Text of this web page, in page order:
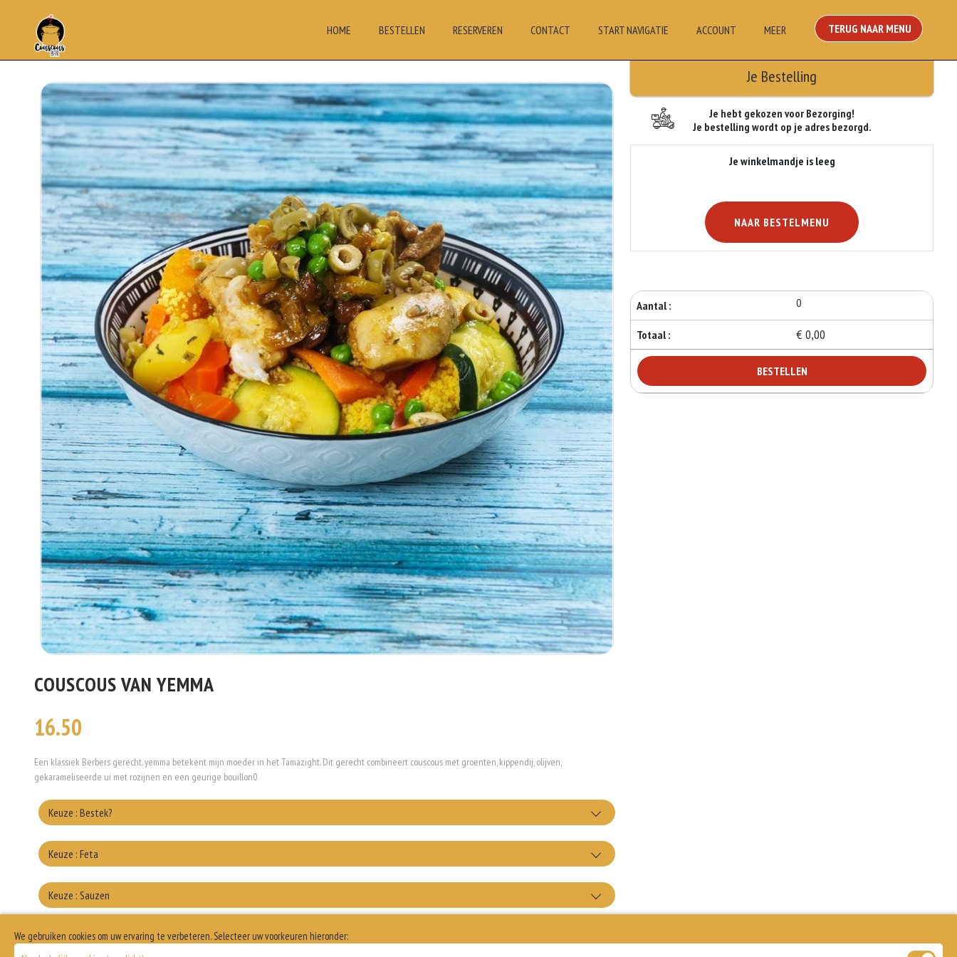
HOME BESTELLEN RESERVEREN CONTACT START NAVIGATIE ACCOUNT MEER TERUG NAAR MENU
COUSCOUS VAN YEMMA
16.50
Een klassiek Berbers gerecht. yemma betekent mijn moeder in het Tamazight. Dit gerecht combineert couscous met groenten, kippendij, olijven,
gekarameliseerde ui met rozijnen en een geurige bouillon0
Keuze : Bestek?
+€0.25
Keuze : Feta
Keuze : Sauzen
Yoghurt knoflooksaus
Keuze : Extra Couscous
Je hebt gekozen voor Bezorging!
Je bestelling wordt op je adres bezorgd.
Je winkelmandje is leeg
NAAR BESTELMENU
Aantal : 0
Totaal : € 0,00
BESTELLEN
Je Bestelling
We gebruiken cookies om uw ervaring te verbeteren. Selecteer uw voorkeuren hieronder: